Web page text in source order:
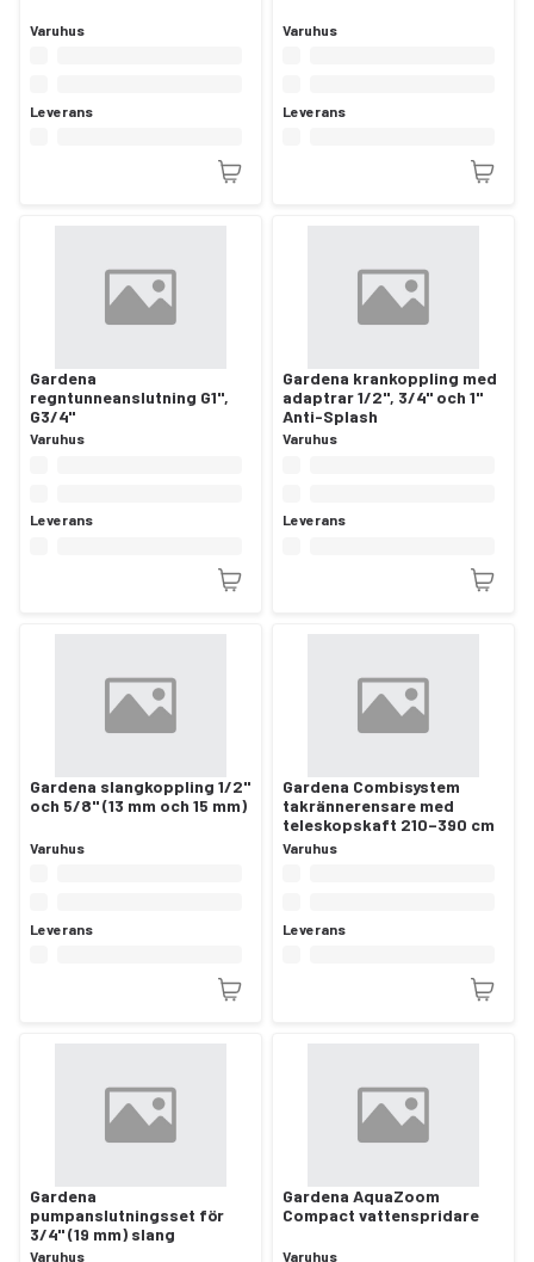
Varuhus
Leverans
Varuhus
Leverans
Gardena
regntunneanslutning G1",
G3/4"
Varuhus
Leverans
Gardena krankoppling med
adaptrar 1/2", 3/4" och 1"
Anti-Splash
Varuhus
Leverans
Gardena slangkoppling 1/2"
och 5/8" (13 mm och 15 mm)
Varuhus
Leverans
Gardena Combisystem
takrännerensare med
teleskopskaft 210–390 cm
Varuhus
Leverans
Gardena
pumpanslutningsset för
3/4" (19 mm) slang
Varuhus
Gardena AquaZoom
Compact vattenspridare
Varuhus